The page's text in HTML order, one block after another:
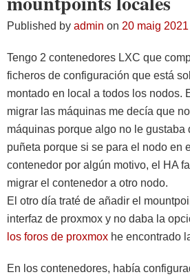
Published by admin on 20 maig 2021
Tengo 2 contenedores LXC que
ficheros de configuración que está
montado en local a todos los nodos.
migrar las máquinas me decía que
máquinas porque algo no le gustaba
puñeta porque si se para el nodo en
contenedor por algún motivo, el HA
migrar el contenedor a otro nodo.
El otro día traté de añadir el
interfaz de proxmox y no daba la
los foros de proxmox he encontrado
En los contenedores, había